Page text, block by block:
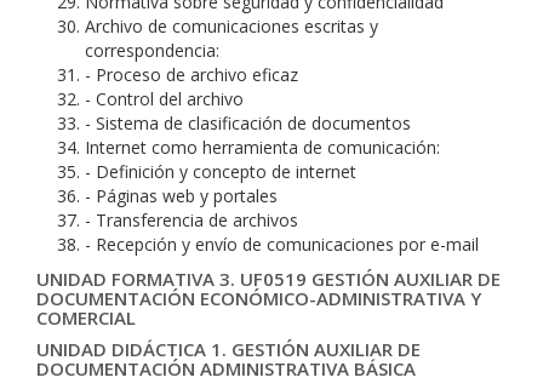
Archivo de comunicaciones escritas y
correspondencia:
- Proceso de archivo eficaz
- Control del archivo
- Sistema de clasificación de documentos
Internet como herramienta de comunicación:
- Definición y concepto de internet
- Páginas web y portales
- Transferencia de archivos
- Recepción y envío de comunicaciones por e-mail
UNIDAD FORMATIVA 3. UF0519 GESTIÓN AUXILIAR DE
DOCUMENTACIÓN ECONÓMICO-ADMINISTRATIVA Y
COMERCIAL
UNIDAD DIDÁCTICA 1. GESTIÓN AUXILIAR DE
DOCUMENTACIÓN ADMINISTRATIVA BÁSICA